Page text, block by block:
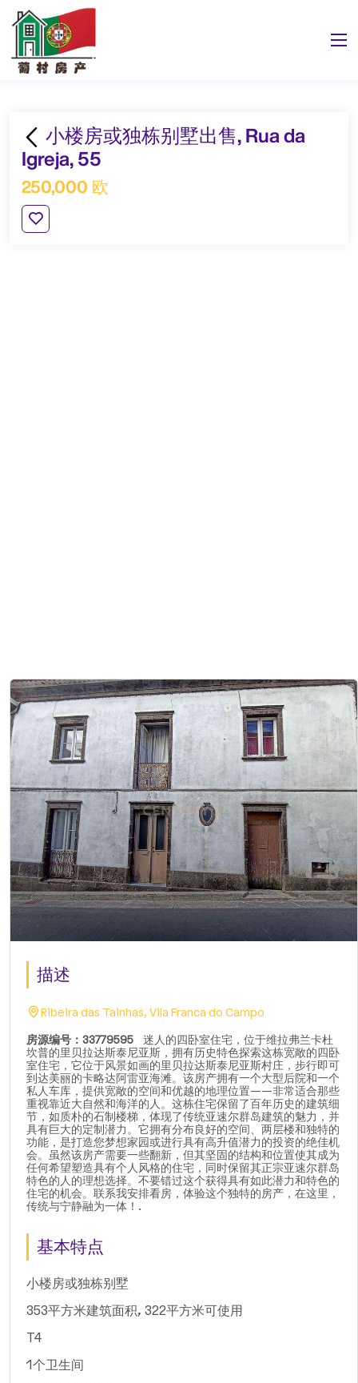
小楼房或独栋别墅出售, Rua da
Igreja, 55
250,000 欧
描述
Ribeira das Tainhas, Vila Franca do Campo
房源编号：33779595 迷人的四卧室住宅，位于维拉弗兰卡杜
坎普的里贝拉达斯泰尼亚斯，拥有历史特色探索这栋宽敞的四卧
室住宅，它位于风景如画的里贝拉达斯泰尼亚斯村庄，步行即可
到达美丽的卡略达阿雷亚海滩。该房产拥有一个大型后院和一个
私人车库，提供宽敞的空间和优越的地理位置——非常适合那些
重视靠近大自然和海洋的人。这栋住宅保留了百年历史的建筑细
节，如质朴的石制楼梯，体现了传统亚速尔群岛建筑的魅力，并
具有巨大的定制潜力。它拥有分布良好的空间、两层楼和独特的
功能，是打造您梦想家园或进行具有高升值潜力的投资的绝佳机
会。虽然该房产需要一些翻新，但其坚固的结构和位置使其成为
任何希望塑造具有个人风格的住宅，同时保留其正宗亚速尔群岛
特色的人的理想选择。不要错过这个获得具有如此潜力和特色的
住宅的机会。联系我安排看房，体验这个独特的房产，在这里，
传统与宁静融为一体！.
基本特点
小楼房或独栋别墅
353平方米建筑面积, 322平方米可使用
T4
1个卫生间